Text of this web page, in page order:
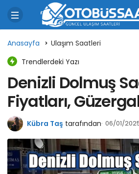
Anasayfa
Ulaşım Saatleri
Trendlerdeki Yazı
Denizli Dolmuş
Fiyatları,
Kübra Taş tarafından 06/01/